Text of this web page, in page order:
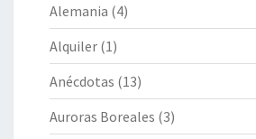
Alemania (4)
Alquiler (1)
Anécdotas (13)
Auroras Boreales (3)